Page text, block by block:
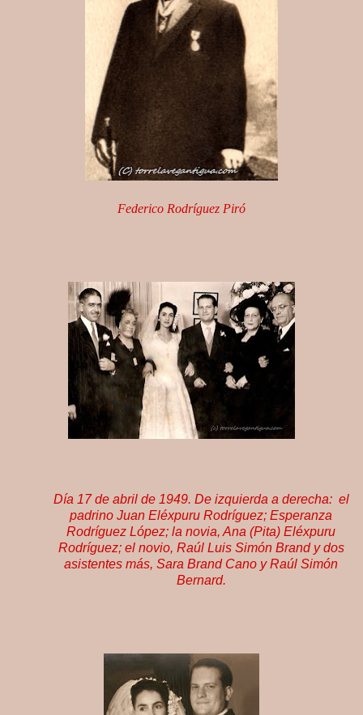
Federico Rodríguez Piró
Día 17 de abril de 1949. De izquierda a derecha: el
padrino Juan Eléxpuru Rodríguez; Esperanza
Rodríguez López; la novia, Ana (Pita) Eléxpuru
Rodríguez; el novio, Raúl Luis Simón Brand y dos
asistentes más, Sara Brand Cano y Raúl Simón
Bernard.